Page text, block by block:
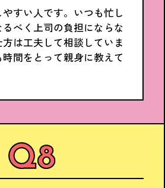
すい人です。いつも忙し
べく上司の負担にならな
は工夫して相談していま
間をとって親身に教えて